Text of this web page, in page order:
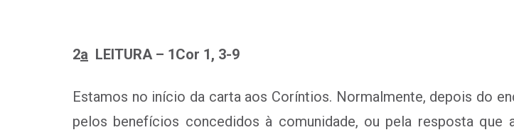
2a LEITURA – 1Cor 1, 3-9
Estamos no início da carta aos Coríntios. Normalmente, depois do
pelos benefícios concedidos à comunidade, ou pela resposta